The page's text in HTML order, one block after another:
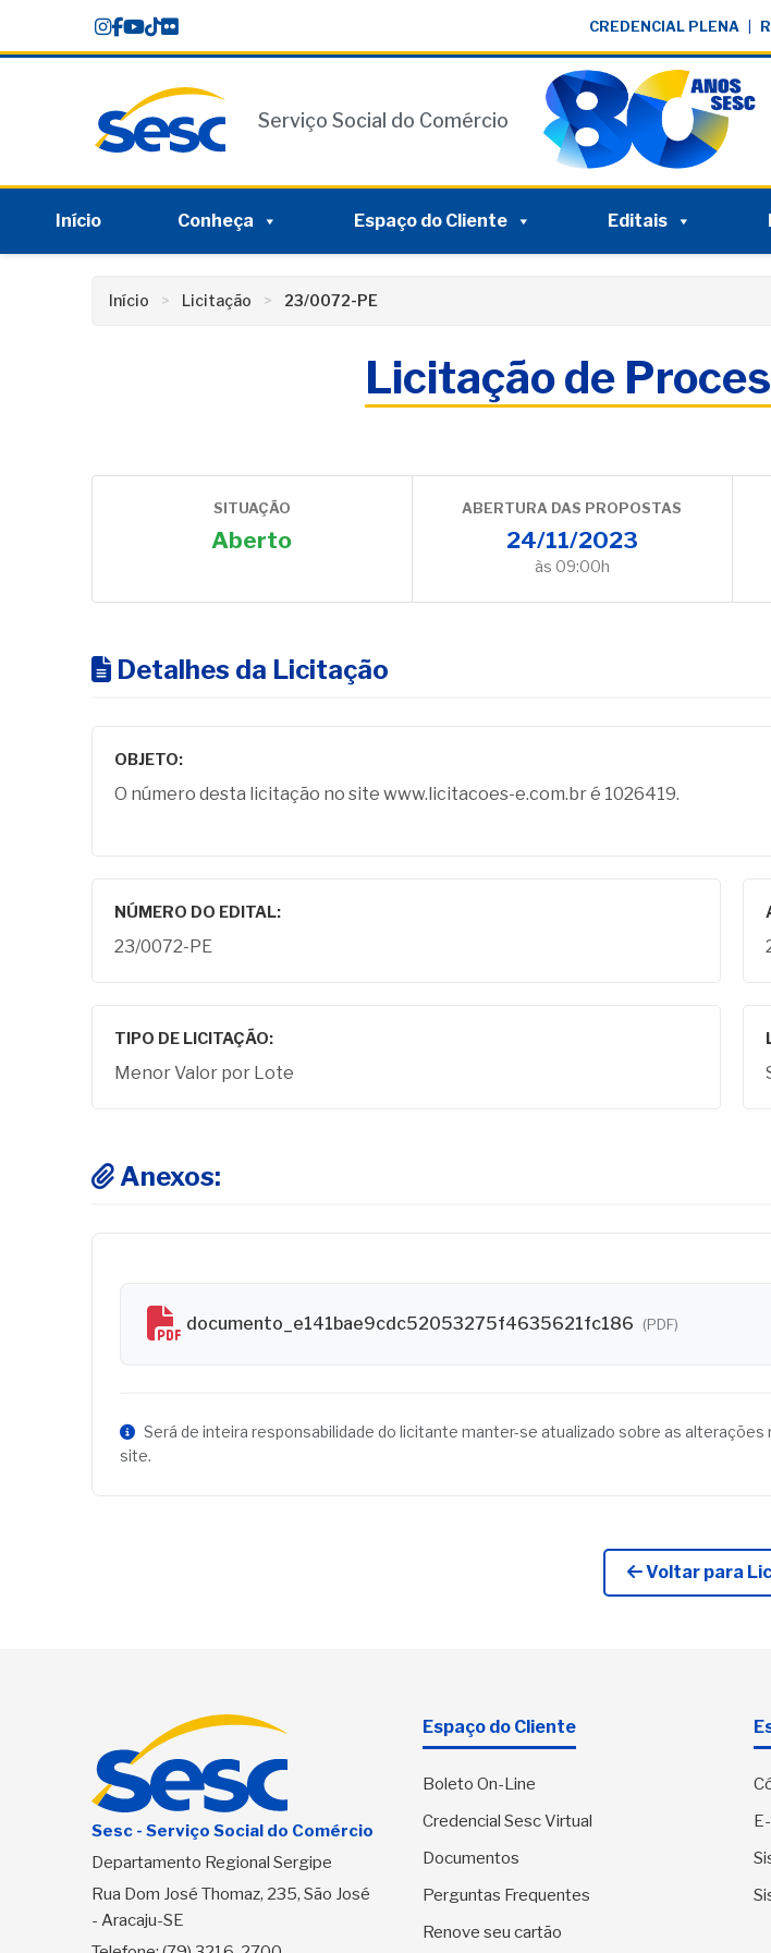
content
CREDENCIAL PLENA
Serviço Social do Comércio
Início Conheça Espaço do Cliente Editais
Início Licitação 23/0072-PE
Licitação de
SITUAÇÃO
Aberto
ABERTURA DAS PROPOSTAS
24/11/2023
às 09:00h
Detalhes da Licitação
OBJETO:
O número desta licitação no site www.licitacoes-e.com.br é 1026419.
NÚMERO DO EDITAL:
23/0072-PE
TIPO DE LICITAÇÃO:
Menor Valor por Lote
Anexos:
documento_e141bae9cdc52053275f4635621fc186 (PDF)
Será de inteira responsabilidade do licitante manter-se atualizado sobre as
site.
Voltar para
Sesc - Serviço Social do Comércio
Departamento Regional Sergipe
Rua Dom José Thomaz, 235, São José
- Aracaju-SE
Espaço do Cliente
Boleto On-Line
Credencial Sesc Virtual
Documentos
Perguntas Frequentes
Renove seu cartão